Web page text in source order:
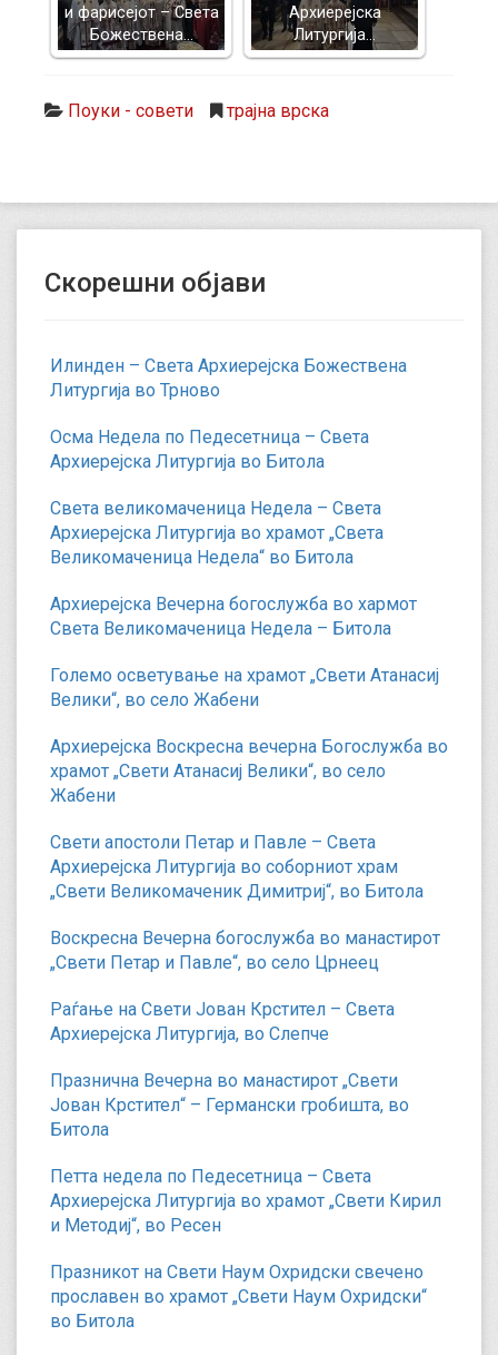
и фарисејот – Светa
Божествена…
Архиерејска
Литургија…
Поуки - совети трајна врска
Скорешни објави
Илинден – Света Архиерејска Божествена
Литургија во Трново
Осма Недела по Педесетница – Света
Архиерејска Литургија во Битола
Света великомаченица Недела – Света
Архиерејска Литургија во храмот „Света
Великомаченица Недела“ во Битола
Архиерејска Вечерна богослужба во хармот
Света Великомаченица Недела – Битола
Големо осветување на храмот „Свети Атанасиј
Велики“, во село Жабени
Архиерејска Воскресна вечерна Богослужба во
храмот „Свети Атанасиј Велики“, во село
Жабени
Свети апостоли Петар и Павле – Света
Архиерејска Литургија во соборниот храм
„Свети Великомаченик Димитриј“, во Битола
Воскресна Вечерна богослужба во манастирот
„Свети Петар и Павле“, во село Црнеец
Раѓање на Свети Јован Крстител – Света
Архиерејска Литургија, во Слепче
Празнична Вечерна во манастирот „Свети
Јован Крстител“ – Германски гробишта, во
Битола
Петта недела по Педесетница – Света
Архиерејска Литургија во храмот „Свети Кирил
и Методиј“, во Ресен
Празникот на Свети Наум Охридски свечено
прославен во храмот „Свети Наум Охридски“
во Битола